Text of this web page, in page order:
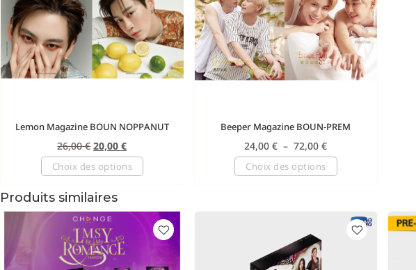
Lemon Magazine BOUN NOPPANUT
26,00€ 20,00€
Choix des options
Beeper Magazine BOUN-PREM
24,00€ – 72,00€
Choix des options
Produits similaires